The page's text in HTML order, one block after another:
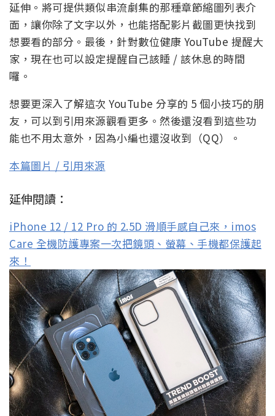
延伸。將可提供類似串流劇集的那種章節縮圖列表介
面，讓你除了文字以外，也能搭配影片截圖更快找到
想要看的部分。最後，針對數位健康 YouTube 提醒大
家，現在也可以設定提醒自己該睡 / 該休息的時間
囉。
想要更深入了解這次 YouTube 分享的 5 個小技巧的朋
友，可以到引用來源觀看更多。然後還沒看到這些功
能也不用太意外，因為小編也還沒收到（QQ）。
本篇圖片 / 引用來源
延伸閱讀：
iPhone 12 / 12 Pro 的 2.5D 滑順手感自己來，imos
Care 全機防護專案一次把鏡頭、螢幕、手機都保護起
來！